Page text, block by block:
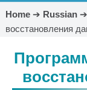
данных
Home➔ Russian➔
восстановления